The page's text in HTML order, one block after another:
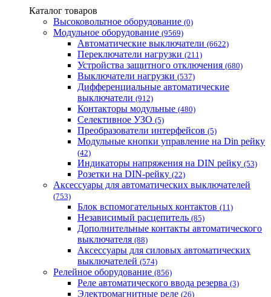
Каталог товаров
Высоковольтное оборудование (0)
Модульное оборудование (9569)
Автоматические выключатели (6622)
Переключатели нагрузки (211)
Устройства защитного отключения (680)
Выключатели нагрузки (537)
Дифференциальные автоматические
выключатели (912)
Контакторы модульные (480)
Селективное УЗО (5)
Преобразователи интерфейсов (5)
Модульные кнопки управление на Din рейку
(42)
Индикаторы напряжения на DIN рейку (53)
Розетки на DIN-рейку (22)
Аксессуары для автоматических выключателей
(753)
Блок вспомогательных контактов (11)
Независимый расцепитель (85)
Дополнительные контакты автоматического
выключателя (88)
Аксессуары для силовых автоматических
выключателей (574)
Релейное оборудование (856)
Реле автоматического ввода резерва (3)
Электромагнитные реле (26)